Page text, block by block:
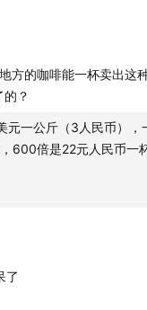
good for birds and
Coffee Region
方的咖啡能一杯卖出这
？
一公斤（3人民币），
600倍是22元人民币一
呆了